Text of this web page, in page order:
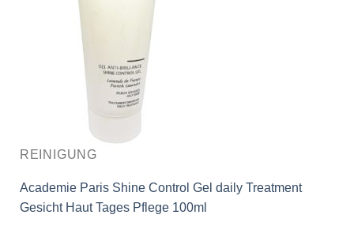
REINIGUNG
Academie Paris Shine Control Gel daily Treatment
Gesicht Haut Tages Pflege 100ml